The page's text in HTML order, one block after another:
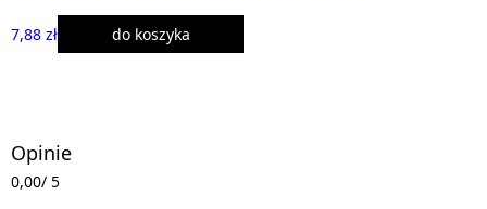
7,88 zł do koszyka
Opinie
0,00/ 5